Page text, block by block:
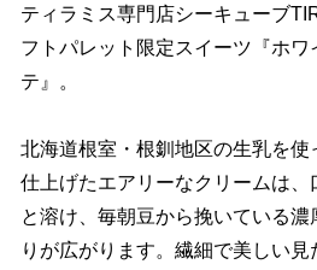
ティラミス専門店シーキューブ
フトパレット限定スイーツ『ホワ
テ』。
北海道根室・根釧地区の生乳を
仕上げたエアリーなクリームは、
と溶け、毎朝豆から挽いている
りが広がります。繊細で美しい